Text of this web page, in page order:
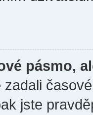
pásmo,
jste